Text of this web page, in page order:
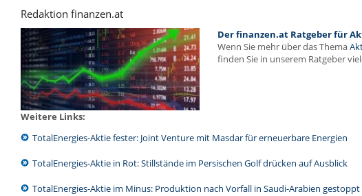
Redaktion finanzen.at
Der finanzen.at Ratgeber für
Wenn Sie mehr über das Thema
finden Sie in unserem Ratgeber
Weitere Links:
TotalEnergies-Aktie fester: Joint Venture mit Masdar für erneuerbare Energien
TotalEnergies-Aktie in Rot: Stillstände im Persischen Golf drücken auf Ausblick
TotalEnergies-Aktie im Minus: Produktion nach Vorfall in Saudi-Arabien gestoppt